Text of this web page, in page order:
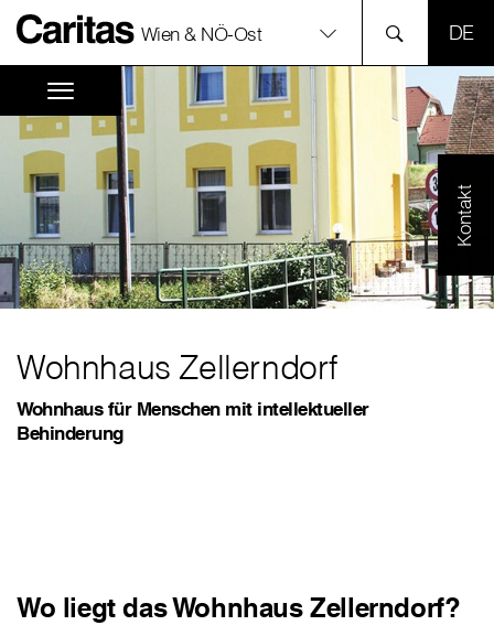
Wien & NÖ-Ost
Kontakt
Wohnhaus Zellerndorf
Wohnhaus für Menschen mit intellektueller
Behinderung
Wo liegt das Wohnhaus Zellerndorf?